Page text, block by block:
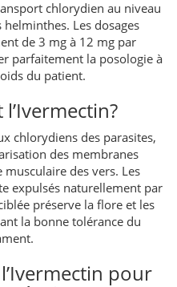
chlorydien au niveau
Les dosages
de 3 mg à 12 mg par
parfaitement la posologie à
du patient.
chlorydiens des parasites,
des membranes
des vers. Les
expulsés naturellement par
préserve la flore et les
la bonne tolérance du
pour